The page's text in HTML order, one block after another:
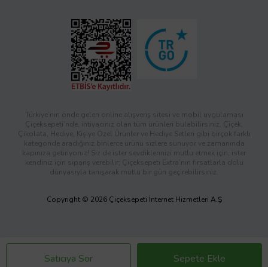
Satıcıya Sor Sepete Ekle
Türkiye’nin önde gelen online alışveriş sitesi ve mobil uygulaması
Çiçeksepeti’nde, ihtiyacınız olan tüm ürünleri bulabilirsiniz. Çiçek,
Çikolata, Hediye, Kişiye Özel Ürünler ve Hediye Setleri gibi birçok farklı
kategoride aradığınız binlerce ürünü sizlere sunuyor ve zamanında
kapınıza getiriyoruz! Siz de ister sevdiklerinizi mutlu etmek için, ister
kendiniz için sipariş verebilir; Çiçeksepeti Extra’nın fırsatlarla dolu
dünyasıyla tanışarak mutlu bir gün geçirebilirsiniz.
Copyright © 2026 Çiçeksepeti İnternet Hizmetleri A.Ş